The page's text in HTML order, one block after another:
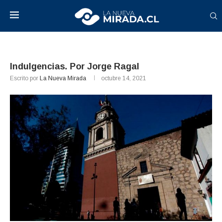
Indulgencias. Por Jorge Ragal
Escrito por La Nueva Mirada octubre 14, 2021